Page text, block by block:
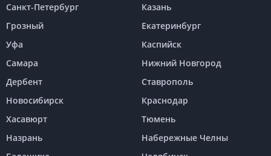
Санкт-Петербург
Казань
Грозный
Екатеринбург
Уфа
Каспийск
Самара
Нижний Новгород
Дербент
Ставрополь
Новосибирск
Краснодар
Хасавюрт
Тюмень
Назрань
Набережные Челны